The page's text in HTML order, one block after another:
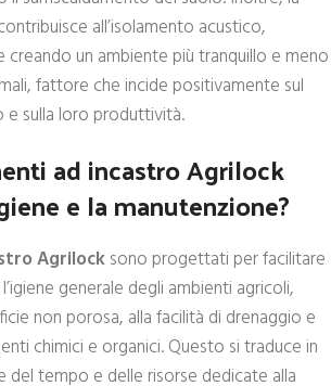
all’isolamento acustico,
creando un ambiente più tranquillo e meno
fattore che incide positivamente sul
sulla loro produttività.
ad incastro Agrilock
e la manutenzione?
Agrilocksono progettati per facilitare
generale degli ambienti agricoli,
non porosa, alla facilità di drenaggio e
chimici e organici. Questo si traduce in
del tempo e delle risorse dedicate alla